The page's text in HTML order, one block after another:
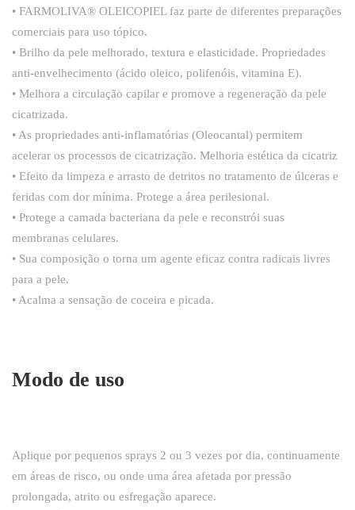
• FARMOLIVA® OLEICOPIEL faz parte de diferentes preparações
comerciais para uso tópico.
• Brilho da pele melhorado, textura e elasticidade. Propriedades
anti-envelhecimento (ácido oleico, polifenóis, vitamina E).
• Melhora a circulação capilar e promove a regeneração da pele
cicatrizada.
• As propriedades anti-inflamatórias (Oleocantal) permitem
acelerar os processos de cicatrização. Melhoria estética da cicatriz
• Efeito da limpeza e arrasto de detritos no tratamento de úlceras e
feridas com dor mínima. Protege a área perilesional.
• Protege a camada bacteriana da pele e reconstrói suas
membranas celulares.
• Sua composição o torna um agente eficaz contra radicais livres
para a pele.
• Acalma a sensação de coceira e picada.
Modo de uso
Aplique por pequenos sprays 2 ou 3 vezes por dia, continuamente
em áreas de risco, ou onde uma área afetada por pressão
prolongada, atrito ou esfregação aparece.